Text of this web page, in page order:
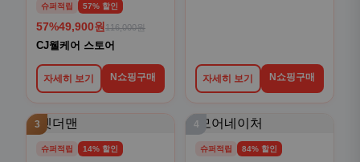
슈퍼적립 57% 할인
57%49,900원 116,000원
CJ웰케어 스토어
자세히 보기 N쇼핑구매 자세히 보기 N쇼핑구매
3
슈퍼적립 14% 할인
4
슈퍼적립 84% 할인